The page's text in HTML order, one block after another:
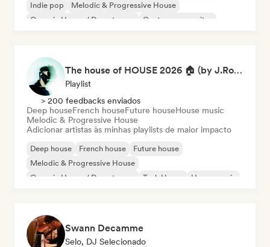
Indie pop
Melodic & Progressive House
Organic House / Downtempo
Cantor-compositor
The house of HOUSE 2026 🏠 (by J.Rooms)
Playlist
> 200 feedbacks enviados
Deep houseFrench houseFuture houseHouse music
Melodic & Progressive House
Adicionar artistas às minhas playlists de maior impacto
Deep house French house
Future house
Melodic & Progressive House
Organic House / Downtempo
Tech House House music
Swann Decamme
Selo, DJ Selecionado